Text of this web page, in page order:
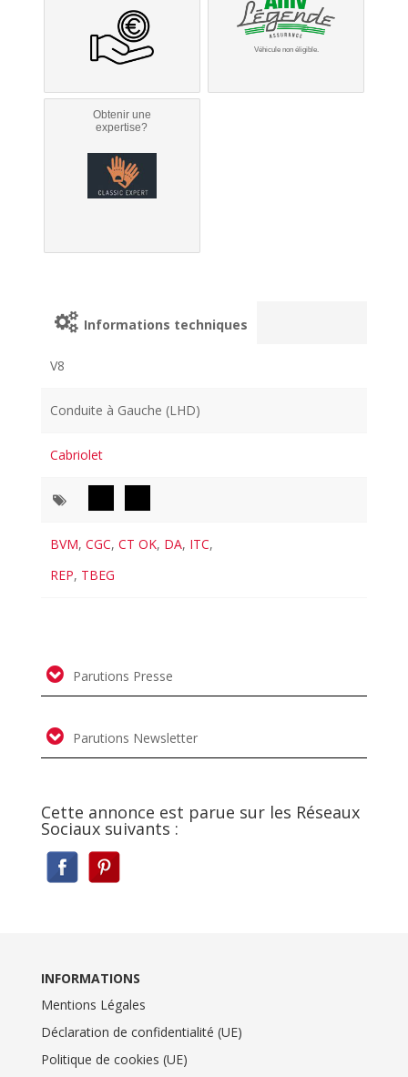
Véhicule non éligible.
Obtenir une
expertise?
Informations techniques
V8
Conduite à Gauche (LHD)
Cabriolet
BVM,CGC,CT OK, DA, ITC,
REP, TBEG
Parutions Presse
Parutions Newsletter
Cette annonce est parue sur les Réseaux
Sociaux suivants :
INFORMATIONS
Mentions Légales
Déclaration de confidentialité (UE)
Politique de cookies (UE)